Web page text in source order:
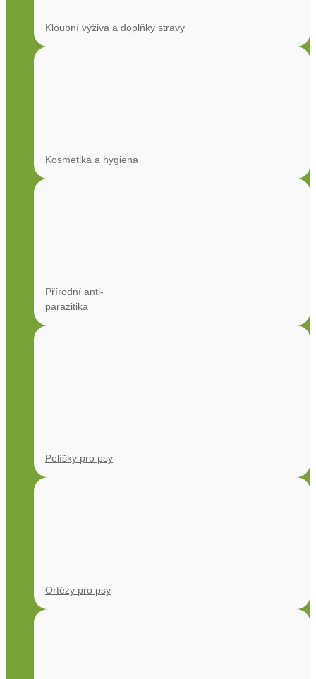
Kloubní výživa a doplňky stravy
Kosmetika a hygiena
Přírodní anti-
parazitika
Pelíšky pro psy
Ortézy pro psy